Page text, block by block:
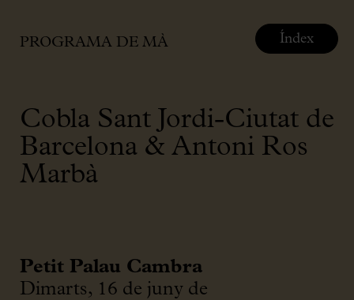
PROGRAMA DE MÀ
Cobla Sant Jordi-Ciutat de
Barcelona & Antoni Ros
Marbà
Petit Palau Cambra
Dimarts, 16 de juny de
Índex